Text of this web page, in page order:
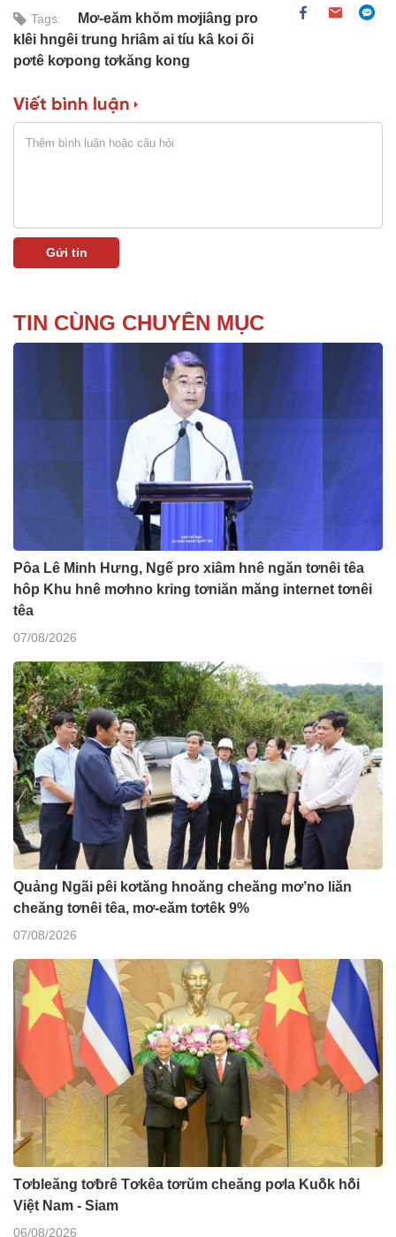
Tags:
Mơ-eăm khŏm mơjiâng pro
klêi hngêi trung hriâm ai tíu kâ koi ối
pơtê kơpong tơkăng kong
Viết bình luận
TIN CÙNG CHUYÊN MỤC
Pôa Lê Minh Hưng, Ngế pro xiâm hnê ngăn tơnêi têa
hôp Khu hnê mơhno kring tơniăn măng internet tơnêi
têa
07/08/2026
Quảng Ngãi pêi kơtăng hnoăng cheăng mơ’no liăn
cheăng tơnêi têa, mơ-eăm tơtêk 9%
07/08/2026
Tơbleăng tơƀrê Tơkêa tơrŭm cheăng pơla Kuô̆k hô̆i
Việt Nam - Siam
06/08/2026